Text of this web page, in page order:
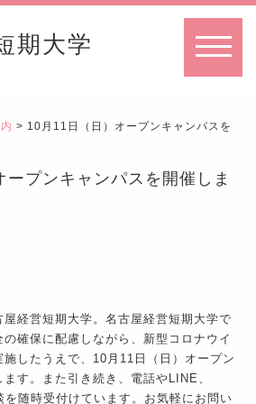
期大学
> 10月11日（日）オープンキャンパスを
プンキャンパスを開催しま
経営短期大学。名古屋経営短期大学で
確保に配慮しながら、新型コロナウイ
したうえで、10月11日（日）オープン
す。また引き続き、電話やLINE、
随時受付けています。お気軽にお問い